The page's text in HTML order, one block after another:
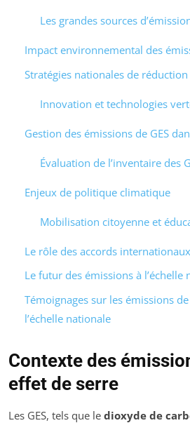
Les grandes sources
Impact environnemental des
Stratégies nationales de
Innovation et technologies
Gestion des émissions de GES
Évaluation de l’inventaire des
Enjeux de politique climatique
Mobilisation citoyenne et
Le rôle des accords internationaux
Le futur des émissions à l’échelle
Témoignages sur les émissions
l’échelle nationale
Contexte des
effet de serre
Les GES, tels que le dioxyde de